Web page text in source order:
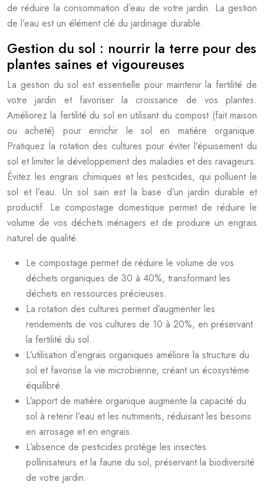
de réduire la consommation d’eau de votre jardin. La gestion
de l’eau est un élément clé du jardinage durable.
Gestion du sol : nourrir la terre pour des
plantes saines et vigoureuses
La gestion du sol est essentielle pour maintenir la fertilité de
votre jardin et favoriser la croissance de vos plantes.
Améliorez la fertilité du sol en utilisant du compost (fait maison
ou acheté) pour enrichir le sol en matière organique.
Pratiquez la rotation des cultures pour éviter l’épuisement du
sol et limiter le développement des maladies et des ravageurs.
Évitez les engrais chimiques et les pesticides, qui polluent le
sol et l’eau. Un sol sain est la base d’un jardin durable et
productif. Le compostage domestique permet de réduire le
volume de vos déchets ménagers et de produire un engrais
naturel de qualité.
Le compostage permet de réduire le volume de vos
déchets organiques de 30 à 40%, transformant les
déchets en ressources précieuses.
La rotation des cultures permet d’augmenter les
rendements de vos cultures de 10 à 20%, en préservant
la fertilité du sol.
L’utilisation d’engrais organiques améliore la structure du
sol et favorise la vie microbienne, créant un écosystème
équilibré.
L’apport de matière organique augmente la capacité du
sol à retenir l’eau et les nutriments, réduisant les besoins
en arrosage et en engrais.
L’absence de pesticides protège les insectes
pollinisateurs et la faune du sol, préservant la biodiversité
de votre jardin.